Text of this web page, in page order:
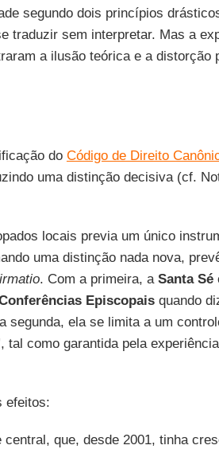
segundo dois princípios
traduzir sem interpretar. Mas a
a ilusão teórica e a distorção
do Código de Direito
uma distinção decisiva (cf.
locais previa um único
uma distinção nada nova,
. Com a primeira, a Santa Sé
Episcopaisquando
segunda, ela se limita a um
tal como garantida pela
efeitos:
que, desde 2001, tinha